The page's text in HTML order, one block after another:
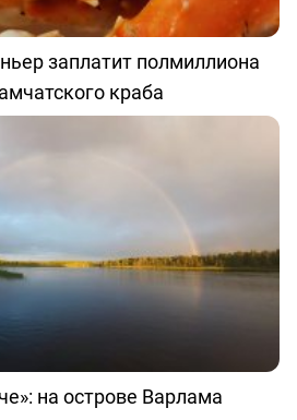
заплатит полмиллиона
краба
на острове Варлама